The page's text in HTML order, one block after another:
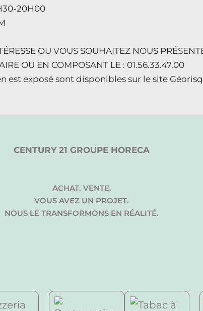
20H00
OU VOUS SOUHAITEZ NOUS
OU EN COMPOSANT LE : 01.56.33.47.00
est exposé sont disponibles sur le site
CENTURY 21 GROUPE HORECA
ACHAT. VENTE.
VOUS AVEZ UN PROJET.
NOUS LE TRANSFORMONS EN RÉALITÉ.